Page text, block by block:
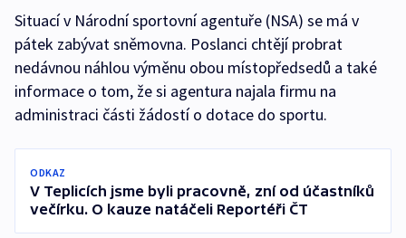
Situací v Národní sportovní agentuře (NSA) se má v
pátek zabývat sněmovna. Poslanci chtějí probrat
nedávnou náhlou výměnu obou místopředsedů a také
informace o tom, že si agentura najala firmu na
administraci části žádostí o dotace do sportu.
ODKAZ
V Teplicích jsme byli pracovně, zní od účastníků
večírku. O kauze natáčeli Reportéři ČT